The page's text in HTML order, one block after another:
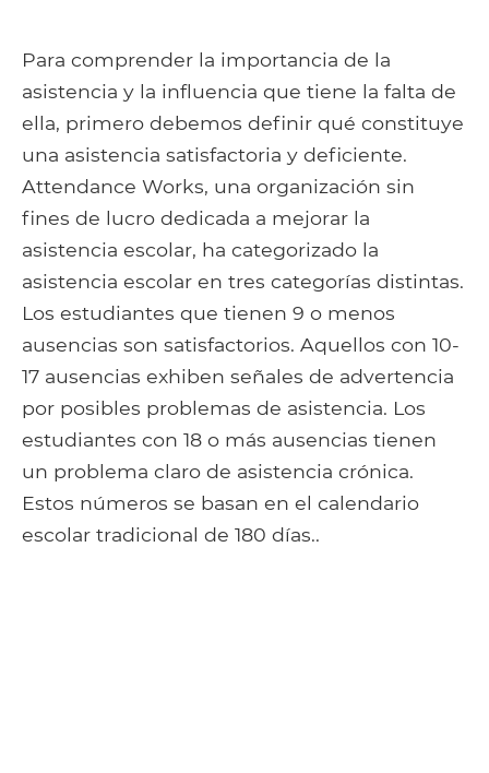
Para comprender la importancia de la
asistencia y la influencia que tiene la falta de
ella, primero debemos definir qué constituye
una asistencia satisfactoria y deficiente.
Attendance Works, una organización sin
fines de lucro dedicada a mejorar la
asistencia escolar, ha categorizado la
asistencia escolar en tres categorías distintas.
Los estudiantes que tienen 9 o menos
ausencias son satisfactorios. Aquellos con 10-
17 ausencias exhiben señales de advertencia
por posibles problemas de asistencia. Los
estudiantes con 18 o más ausencias tienen
un problema claro de asistencia crónica.
Estos números se basan en el calendario
escolar tradicional de 180 días..